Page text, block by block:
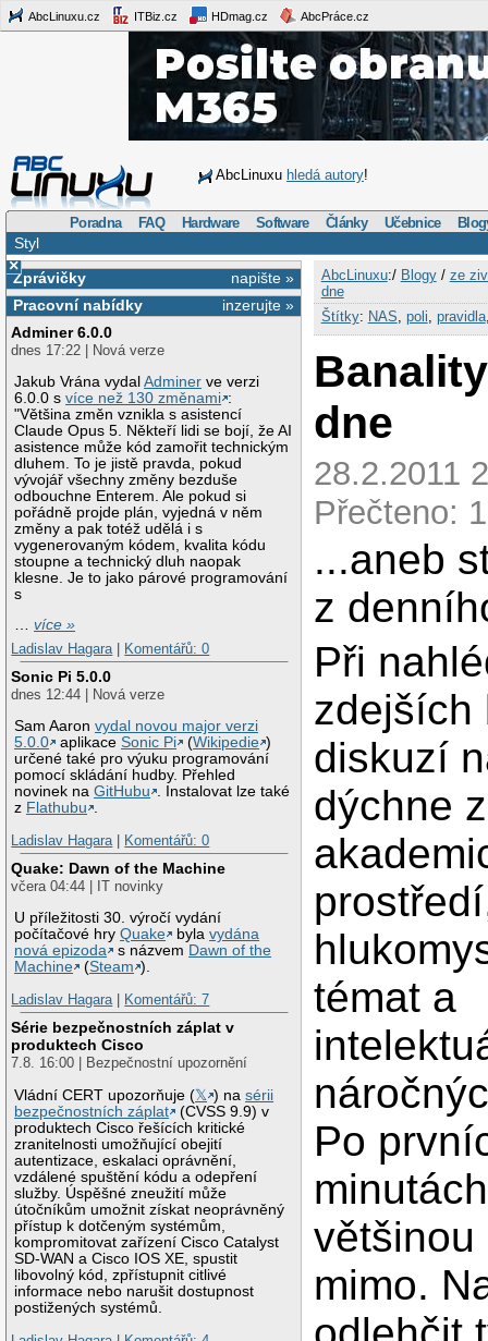
AbcLinuxu.cz ITBiz.cz HDmag.cz AbcPráce.cz
AbcLinuxu hledá autory!
Poradna FAQ Hardware Software Články Učebnice
Styl
×
napište »
Zprávičky
inzerujte »
Pracovní nabídky
Adminer 6.0.0
dnes 17:22 | Nová verze
Jakub Vrána vydalAdminer ve verzi
6.0.0 svíce než 130 změnami :
"Většina změn vznikla s asistencí
Claude Opus 5. Někteří lidi se bojí, že AI
asistence může kód zamořit technickým
dluhem. To je jistě pravda, pokud
vývojář všechny změny bezduše
odbouchne Enterem. Ale pokud si
pořádně projde plán, vyjedná v něm
změny a pak totéž udělá i s
vygenerovaným kódem, kvalita kódu
stoupne a technický dluh naopak
klesne. Je to jako párové programování
s
…více »
Ladislav Hagara
Komentářů: 0
Sonic Pi 5.0.0
dnes 12:44 | Nová verze
Sam Aaronvydal novou major verzi
5.0.0
aplikaceSonic Pi (Wikipedie )
určené také pro výuku programování
pomocí skládání hudby. Přehled
novinek naGitHubu . Instalovat lze také
z Flathubu .
Ladislav Hagara
Komentářů: 0
Quake: Dawn of the Machine
včera 04:44 | IT novinky
U příležitosti 30. výročí vydání
počítačové hryQuake bylavydána
nová epizoda
s názvem Dawn of the
Machine
(Steam ).
Ladislav Hagara
Komentářů: 7
Série bezpečnostních záplat v
produktech Cisco
7.8. 16:00 | Bezpečnostní upozornění
Vládní CERT upozorňuje (𝕏 ) nasérii
bezpečnostních záplat
(CVSS 9.9) v
produktech Cisco řešících kritické
zranitelnosti umožňující obejití
autentizace, eskalaci oprávnění,
vzdálené spuštění kódu a odepření
služby. Úspěšné zneužití může
útočníkům umožnit získat neoprávněný
přístup k dotčeným systémům,
kompromitovat zařízení Cisco Catalyst
SD-WAN a Cisco IOS XE, spustit
libovolný kód, zpřístupnit citlivé
informace nebo narušit dostupnost
postižených systémů.
AbcLinuxu:/ Blogy/ ze
dne
Štítky: NAS, poli, pravidla
dne
28.2.2011
Přečteno:
...aneb
z
Při
zdejších
diskuzí
dýchne
témat a
Po
většinou
mimo.